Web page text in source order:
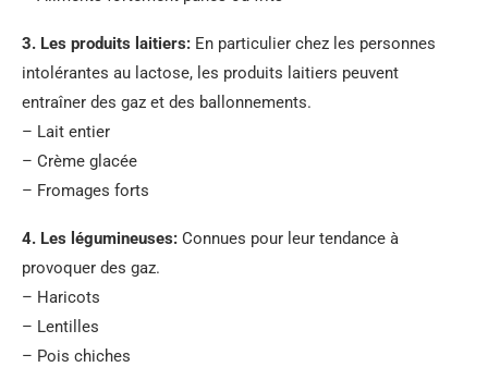
3. Les produits laitiers: En particulier chez les personnes
intolérantes au lactose, les produits laitiers peuvent
entraîner des gaz et des ballonnements.
– Lait entier
– Crème glacée
– Fromages forts
4. Les légumineuses: Connues pour leur tendance à
provoquer des gaz.
– Haricots
– Lentilles
– Pois chiches